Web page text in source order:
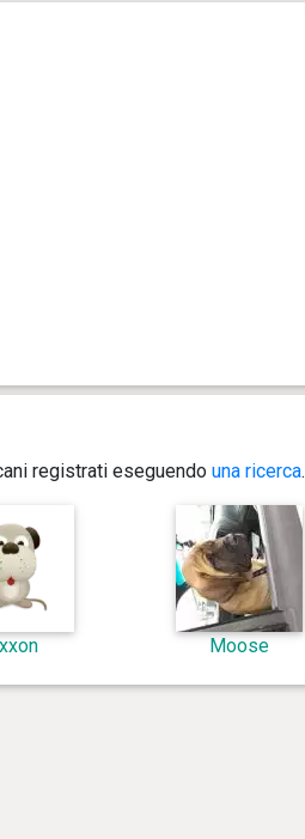
registrati eseguendo una ricerca.
Moose